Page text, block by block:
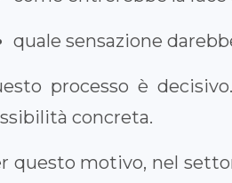
quale sensazione
processo è
concreta.
questo motivo, nel